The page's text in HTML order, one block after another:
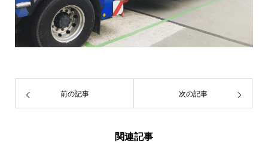
前の記事 次の記事
関連記事